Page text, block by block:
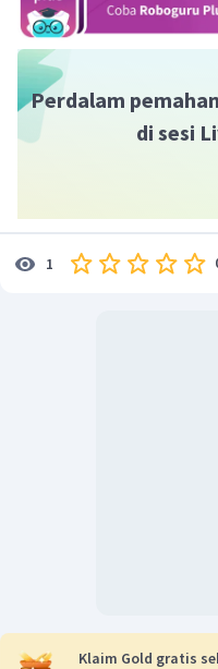
dan 0,25M.
Perdalam
di sesi
1
Klaim Gold gratis